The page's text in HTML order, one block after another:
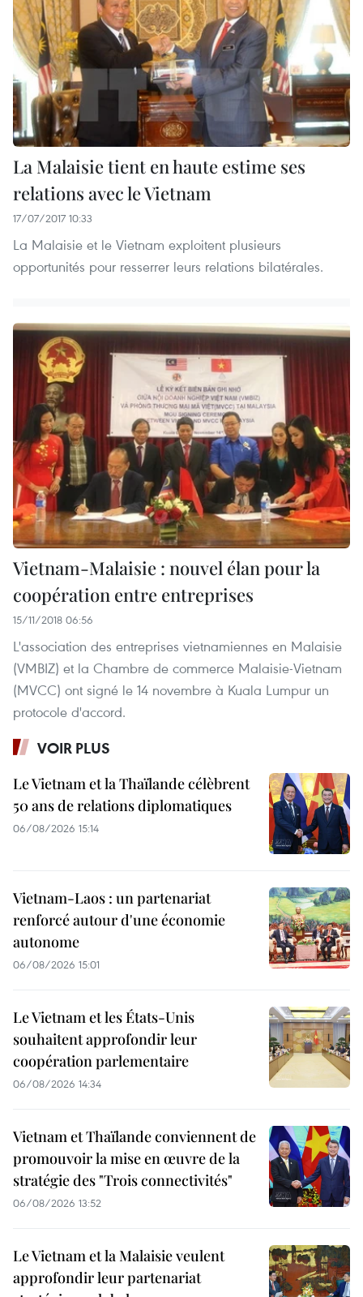
La Malaisie tient en haute estime ses
relations avec le Vietnam
17/07/2017 10:33
La Malaisie et le Vietnam exploitent plusieurs
opportunités pour resserrer leurs relations bilatérales.
Vietnam-Malaisie : nouvel élan pour la
coopération entre entreprises
15/11/2018 06:56
L'association des entreprises vietnamiennes en Malaisie
(VMBIZ) et la Chambre de commerce Malaisie-Vietnam
(MVCC) ont signé le 14 novembre à Kuala Lumpur un
protocole d'accord.
VOIR PLUS
Le Vietnam et la Thaïlande célèbrent
50 ans de relations diplomatiques
06/08/2026 15:14
Vietnam-Laos : un partenariat
renforcé autour d'une économie
autonome
06/08/2026 15:01
Le Vietnam et les États-Unis
souhaitent approfondir leur
coopération parlementaire
06/08/2026 14:34
Vietnam et Thaïlande conviennent de
promouvoir la mise en œuvre de la
stratégie des "Trois connectivités"
06/08/2026 13:52
Le Vietnam et la Malaisie veulent
approfondir leur partenariat